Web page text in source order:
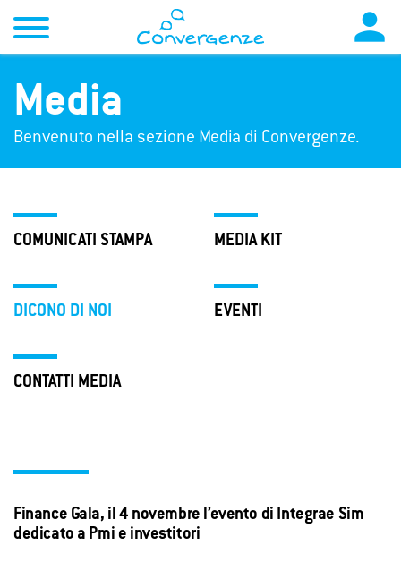

Media
Benvenuto nella sezione Media di Convergenze.
COMUNICATI STAMPA MEDIA KIT
DICONO DI NOI EVENTI
CONTATTI MEDIA
Finance Gala, il 4 novembre l’evento di Integrae Sim
dedicato a Pmi e investitori